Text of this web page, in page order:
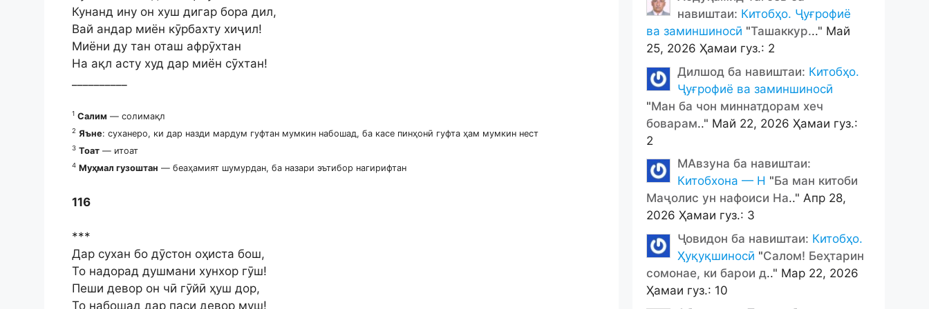
Кунанд ину он хуш дигар бора дил,
Вай андар миён кӯрбахту хиҷил!
Миёни ду тан оташ афрӯхтан
На ақл асту худ дар миён сӯхтан!
1 Салим — солимақл
2 Яъне: суханеро, ки дар назди мардум гуфтан мумкин набошад, ба касе пинҳонӣ гуфта ҳам мумкин нест
3 Тоат— итоат
4 Муҳмал гузоштан — беаҳамият шумурдан, ба назари эътибор нагирифтан
116
***
Дар сухан бо дӯстон оҳиста бош,
То надорад душмани хунхор гӯш!
Пеши девор он чӣ гӯйӣ ҳуш дор,
То набошад дар паси девор муш!
навиштаи: Китобҳо. Ҷуғрофиё
ва заминшиносӣ "Ташаккур..." Май
25, 2026 Ҳамаи гуз.: 2
Дилшод ба навиштаи: Китобҳо.
Ҷуғрофиё ва заминшиносӣ
"Ман ба чон миннатдорам хеч
боварам.." Май 22, 2026 Ҳамаи гуз.:
2
МАвзуна ба навиштаи:
Китобхона — Н "Ба ман китоби
Маҷолис ун нафоиси На.." Апр 28,
2026 Ҳамаи гуз.: 3
Ҷовидон ба навиштаи: Китобҳо.
Ҳуқуқшиносӣ "Салом! Беҳтарин
сомонае, ки барои д.." Мар 22, 2026
Ҳамаи гуз.: 10